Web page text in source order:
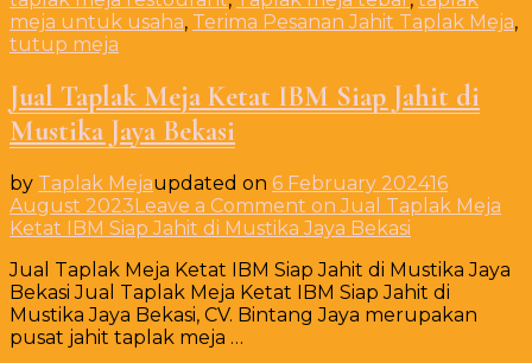
meja untuk usaha, Terima Pesanan Jahit Taplak Meja,
tutup meja
Jual Taplak Meja Ketat IBM Siap Jahit di
Mustika Jaya Bekasi
by Taplak Mejaupdated on 6 February 202416
August 2023Leave a Comment on Jual Taplak Meja
Ketat IBM Siap Jahit di Mustika Jaya Bekasi
Jual Taplak Meja Ketat IBM Siap Jahit di Mustika Jaya
Bekasi Jual Taplak Meja Ketat IBM Siap Jahit di
Mustika Jaya Bekasi, CV. Bintang Jaya merupakan
pusat jahit taplak meja …